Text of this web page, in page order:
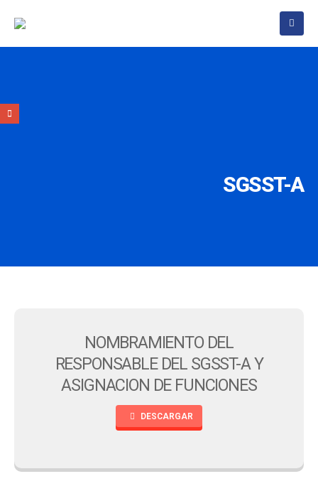
SGSST-A
NOMBRAMIENTO DEL
RESPONSABLE DEL SGSST-A Y
ASIGNACION DE FUNCIONES
DESCARGAR